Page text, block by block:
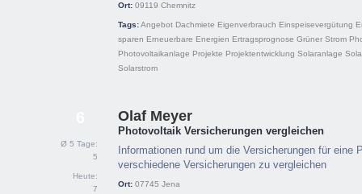
Ort: 09119 Chemnitz
Tags:Angebot Dachmiete Eigenverbrauch Einspeisevergütung
sparen Erneuerbare Energien Ertragsprognose Grüner Strom
Photovoltaikanlage Projekte Projektentwicklung Solaranlage
Solarstrom
Ø 5 Tage:
5
Heute:
7
Olaf Meyer
Photovoltaik Versicherungen vergleichen
Informationen rund um die Versicherungen für eine
verschiedene Versicherungen zu vergleichen
Ort: 07745 Jena